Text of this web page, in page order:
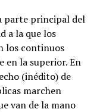
parte principal del
a la que los
los continuos
en la superior. En
(inédito) de
marchen
van de la mano